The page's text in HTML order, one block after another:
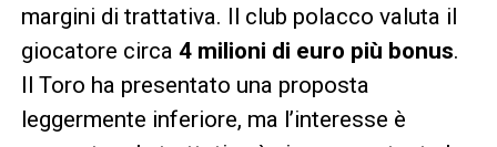
margini di trattativa. Il club polacco valuta il
giocatore circa 4 milioni di euro più bonus.
Il Toro ha presentato una proposta
leggermente inferiore, ma l’interesse è